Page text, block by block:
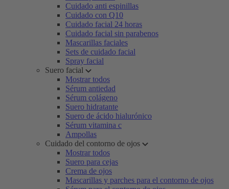
Cuidado anti espinillas
Cuidado con Q10
Cuidado facial 24 horas
Cuidado facial sin parabenos
Mascarillas faciales
Sets de cuidado facial
Spray facial
Suero facial
Mostrar todos
Sérum antiedad
Sérum colágeno
Suero hidratante
Suero de ácido hialurónico
Sérum vitamina c
Ampollas
Cuidado del contorno de ojos
Mostrar todos
Suero para cejas
Crema de ojos
Mascarillas y parches para el contorno de ojos